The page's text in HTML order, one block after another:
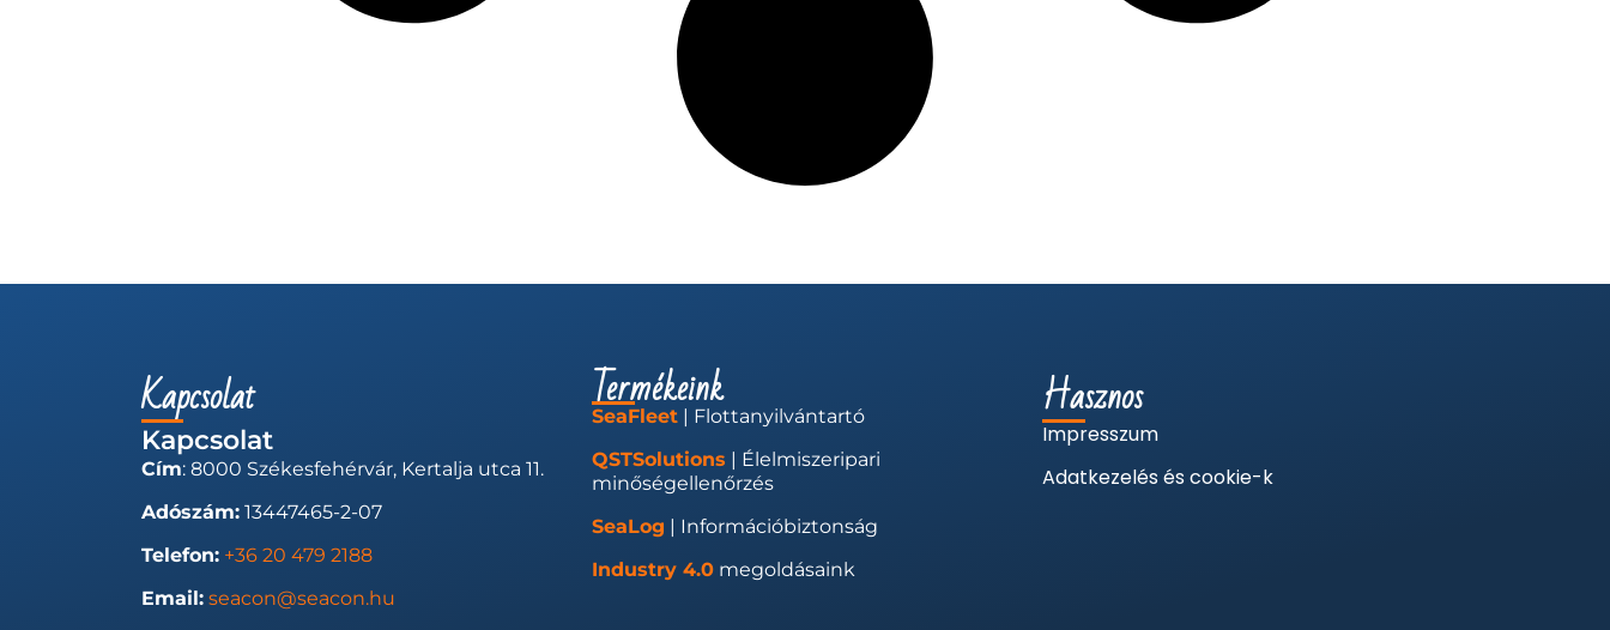
Kapcsolat
Kapcsolat
Cím: 8000 Székesfehérvár, Kertalja utca 11.
Adószám:13447465-2-07
Telefon: +36 20 479 2188
Email: seacon@seacon.hu
Termékeink
SeaFleet| Flottanyilvántartó
QSTSolutions | Élelmiszeripari
minőségellenőrzés
SeaLog | Információbiztonság
Industry 4.0megoldásaink
Hasznos
Impresszum
Adatkezelés és cookie-k